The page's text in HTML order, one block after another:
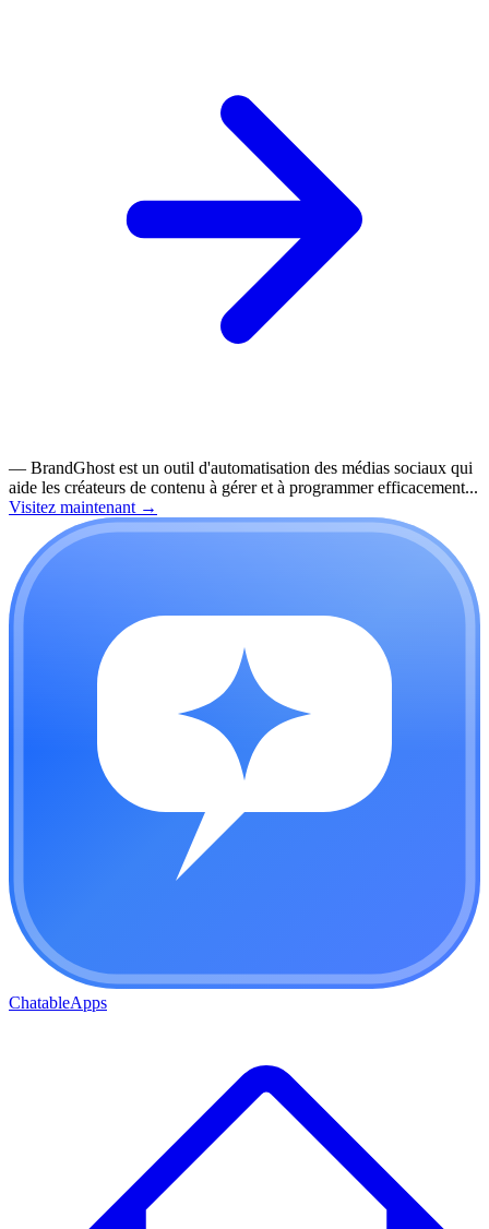
— BrandGhost est un outil d'automatisation des médias sociaux qui
aide les créateurs de contenu à gérer et à programmer efficacement...
Visitez maintenant →
ChatableApps